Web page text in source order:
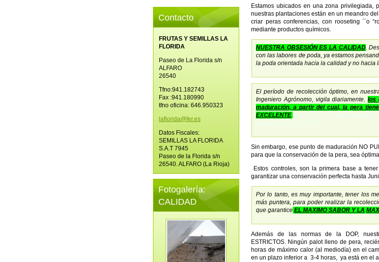
Estamos ubicados en una zona privilegiada,
nuestras plantaciones están en un meandro
criar peras conferencias, con rooseting ´´o
mediante productos químicos.
NUESTRA OBSESIÓN ES LA CALIDAD.
con las labores de poda, ya estamos
la poda orientada hacia la calidad y no hacia
El período de recolección óptimo, en
Ingeniero Agrónomo, vigila diariamente,los
maduración, a partir del cual, la pera
EXCELENTE.
Sin embargo, ese punto de maduración NO
para que la conservación de la pera, sea
Estos controles, son la primera base a
garantizar una conservación perfecta hasta
Por lo tanto, es muy importante, tener los
más puntera, para poder realizar la
que garantice EL MAXIMO SABOR Y LA
Además de las normas de la DOP,
ESTRICTOS. Ningún palot lleno de pera,
horas de máximo calor (al mediodía) en el
en un plazo inferior a 3-4 horas, ya está en el
Contacto
FRUTAS Y SEMILLAS LA
FLORIDA
Paseo de La Florida s/n
ALFARO
26540
Tfno:941.182743
Fax :941.180990
tfno oficina: 646.950323
laflorida@fer.es
Datos Fiscales:
SEMILLAS LA FLORIDA
S.A.T 7945
Paseo de la Florida s/n
26540. ALFARO (La Rioja)
Fotogalería:
CALIDAD